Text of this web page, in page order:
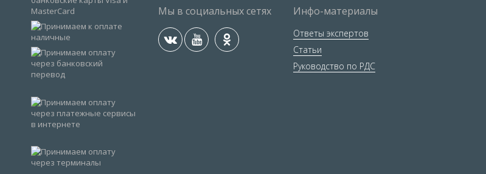
Мы в социальных сетях Инфо-материалы
Ответы экспертов
Статьи
Руководство по РДС